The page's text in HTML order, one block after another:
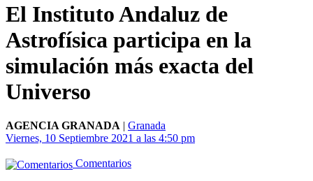
El Instituto Andaluz de
Astrofísica participa en la
simulación más exacta del
Universo
AGENCIA GRANADA | Granada
Viernes, 10 Septiembre 2021 a las 4:50 pm
Comentarios